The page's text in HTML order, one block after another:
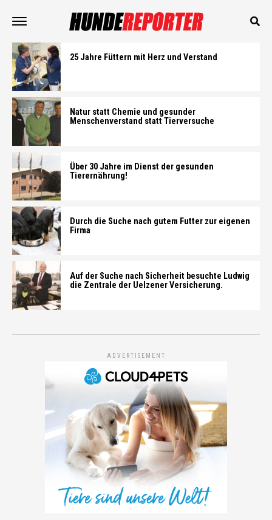
25 Jahre Füttern mit Herz und Verstand
Natur statt Chemie und gesunder
Menschenverstand statt Tierversuche
Über 30 Jahre im Dienst der gesunden
Tierernährung!
Durch die Suche nach gutem Futter zur eigenen
Firma
Auf der Suche nach Sicherheit besuchte Ludwig
die Zentrale der Uelzener Versicherung.
ADVERTISEMENT